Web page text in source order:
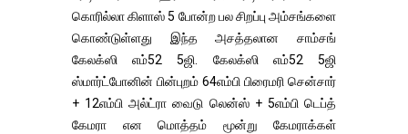
கொரில்லா கிளாஸ் 5 போன்ற பல சிறப்பு அம்சங்களை
கொண்டுள்ளது இந்த அசத்தலான சாம்சங்
கேலக்ஸி எம்52 5ஜி. கேலக்ஸி எம்52 5ஜி
ஸ்மார்ட்போனின் பின்புறம் 64எம்பி பிரைமரி சென்சார்
+ 12எம்பி அல்ட்ரா வைடு லென்ஸ் + 5எம்பி டெப்த்
கேமரா என மொத்தம் மூன்று கேமராக்கள்